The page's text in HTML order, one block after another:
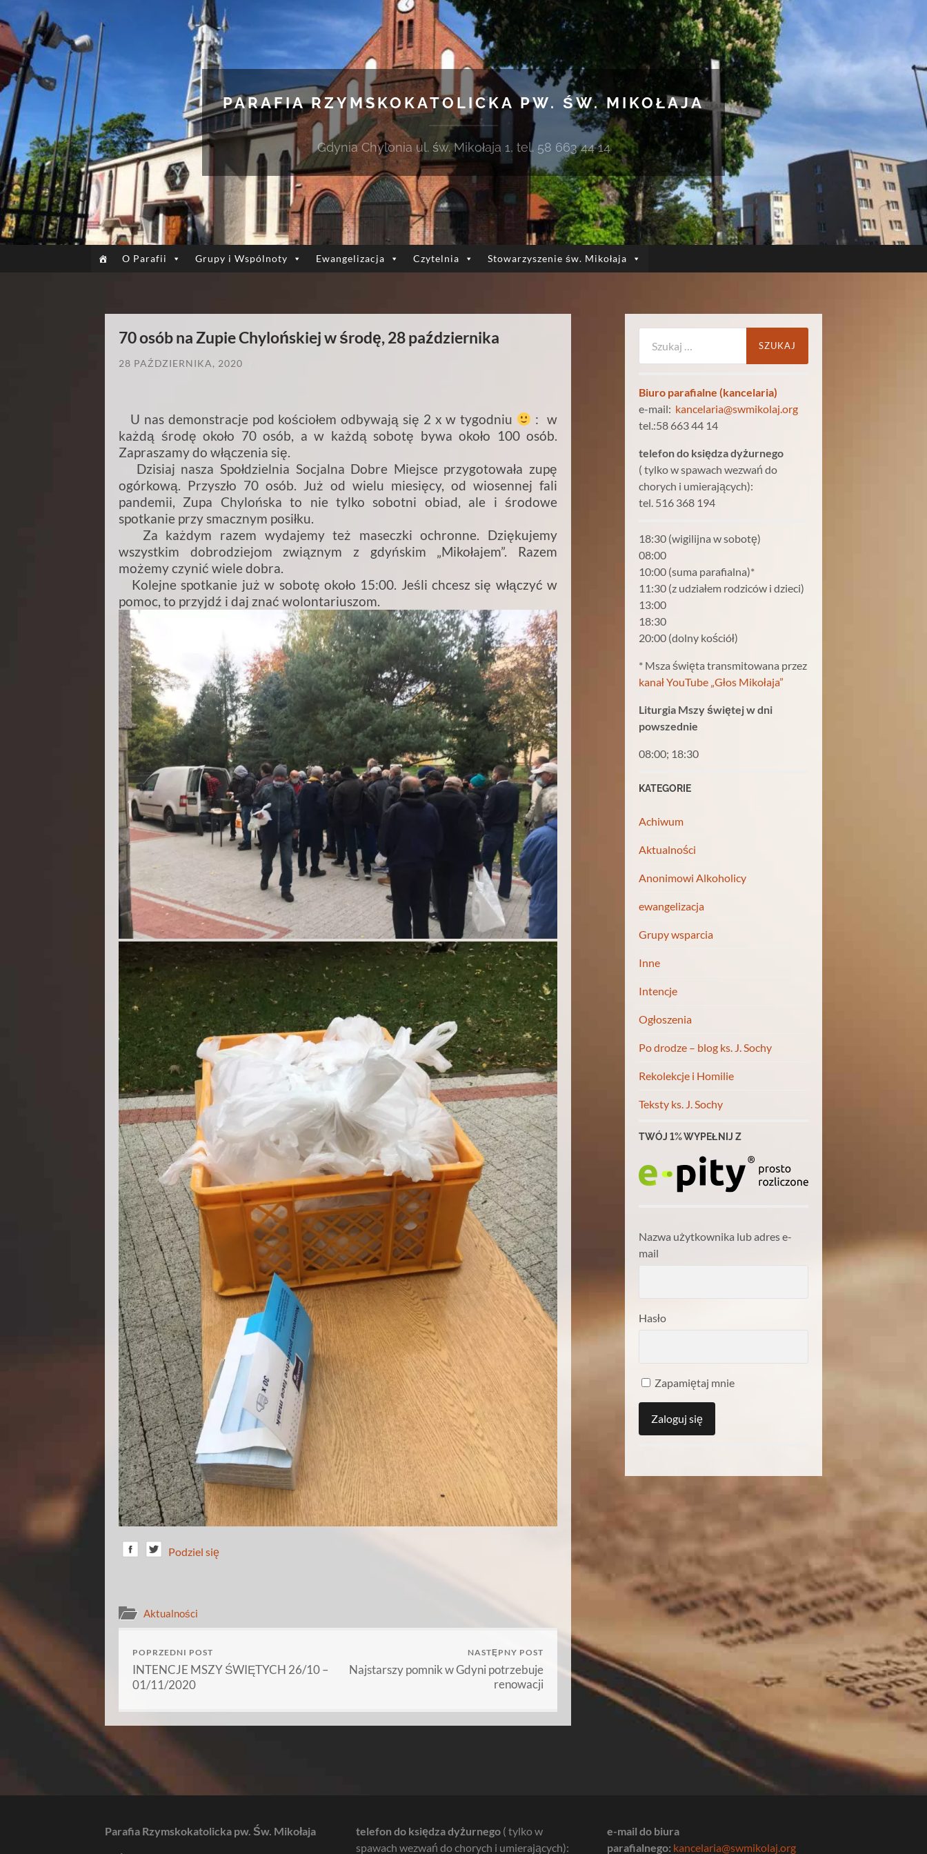
PARAFIA RZYMSKOKATOLICKA PW. ŚW. MIKOŁAJA
Gdynia Chylonia ul. św. Mikołaja 1, tel. 58 663 44 14
O Parafii Grupy i Wspólnoty Ewangelizacja Czytelnia Stowarzyszenie św. Mikołaja
70 osób na Zupie Chylońskiej w środę, 28 października
28 PAŹDZIERNIKA, 2020
U nas demonstracje pod kościołem odbywają się 2 x w tygodniu
: w
każdą środę około 70 osób, a w każdą sobotę bywa około 100 osób.
Zapraszamy do włączenia się.
Dzisiaj nasza Społdzielnia Socjalna Dobre Miejsce przygotowała zupę
ogórkową. Przyszło 70 osób. Już od wielu miesięcy, od wiosennej fali
pandemii, Zupa Chylońska to nie tylko sobotni obiad, ale i środowe
spotkanie przy smacznym posiłku.
Za każdym razem wydajemy też maseczki ochronne. Dziękujemy
wszystkim dobrodziejom związnym z gdyńskim „Mikołajem”. Razem
możemy czynić wiele dobra.
Kolejne spotkanie już w sobotę około 15:00. Jeśli chcesz się włączyć w
pomoc, to przyjdź i daj znać wolontariuszom.
Podziel się
Aktualności
POPRZEDNI POST
INTENCJE MSZY ŚWIĘTYCH 26/10 –
01/11/2020
NASTĘPNY POST
Najstarszy pomnik w Gdyni potrzebuje
renowacji
Biuro parafialne (kancelaria)
e-mail: kancelaria@swmikolaj.org
tel.:58 663 44 14
telefon do księdza dyżurnego
( tylko w spawach wezwań do
chorych i umierających):
tel. 516 368 194
18:30 (wigilijna w sobotę)
08:00
10:00 (suma parafialna)*
11:30 (z udziałem rodziców i dzieci)
13:00
18:30
20:00 (dolny kościół)
* Msza święta transmitowana przez
kanał YouTube „Głos Mikołaja”
Liturgia Mszy świętej w dni
powszednie
08:00; 18:30
KATEGORIE
Achiwum
Aktualności
Anonimowi Alkoholicy
ewangelizacja
Grupy wsparcia
Inne
Intencje
Ogłoszenia
Po drodze – blog ks. J. Sochy
Rekolekcje i Homilie
Teksty ks. J. Sochy
TWÓJ 1% WYPEŁNIJ Z
Nazwa użytkownika lub adres e-
mail
Hasło
Zapamiętaj mnie
Parafia Rzymskokatolicka pw. Św. Mikołaja telefon do księdza dyżurnego ( tylko w
spawach wezwań do chorych i umierających):
e-mail do biura
parafialnego: kancelaria@swmikolaj.org